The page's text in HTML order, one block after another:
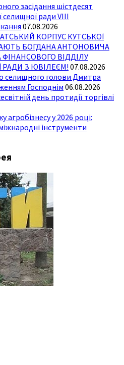
засідання шістдесят
селищної ради VIII
07.08.2026
КОРПУС КУТСЬКОЇ
БОГДАНА АНТОНОВИЧА
ВІДДІЛУ
РАДИ З ЮВІЛЕЄМ! 07.08.2026
селищного голови Дмитра
Господнім 06.08.2026
день протидії торгівлі
агробізнесу у 2026 році:
інструменти